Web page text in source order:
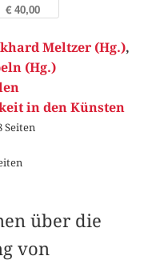
€ 40,00
Meltzer (Hg.),
(Hg.)
in den Künsten
Seiten
über die
von